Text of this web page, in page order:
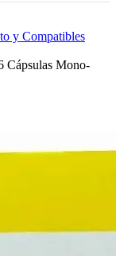
y Compatibles
Cápsulas Mono-